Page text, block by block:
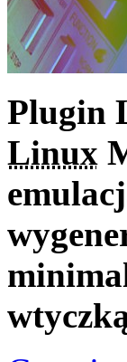
Plugin
Linux